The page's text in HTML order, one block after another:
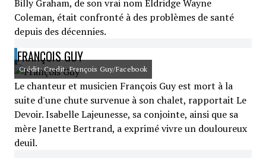
Billy Graham, de son vrai nom Eldridge Wayne
Coleman, était confronté à des problèmes de santé
depuis des décennies.
FRANÇOIS GUY
Crédit: Credit: François Guy/Facebook
Le chanteur et musicien François Guy est mort à la
suite d'une chute survenue à son chalet, rapportait Le
Devoir. Isabelle Lajeunesse, sa conjointe, ainsi que sa
mère Janette Bertrand, a exprimé vivre un douloureux
deuil.